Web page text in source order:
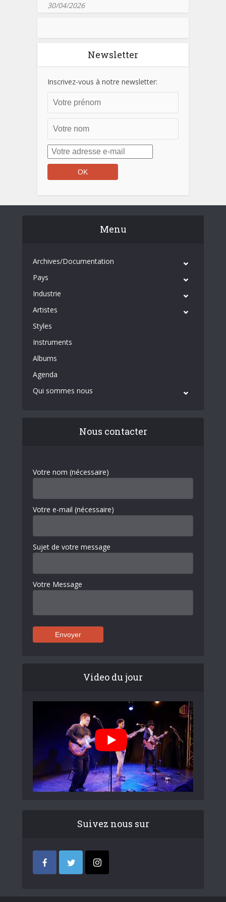
30/04/2026
Newsletter
Inscrivez-vous à notre newsletter:
Menu
Archives/Documentation
Pays
Industrie
Artistes
Styles
Instruments
Albums
Agenda
Qui sommes nous
Nous contacter
Votre nom (nécessaire)
Votre e-mail (nécessaire)
Sujet de votre message
Votre Message
Video du jour
Suivez nous sur